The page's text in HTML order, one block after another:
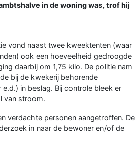
in de woning was, trof hij
vond naast twee kweektenten (waar
ook een hoeveelheid gedroogde
daarbij om 1,75 kilo. De politie nam
bij de kwekerij behorende
in beslag. Bij controle bleek er
van stroom.
verdachte personen aangetroffen. De
in naar de bewoner en/of de